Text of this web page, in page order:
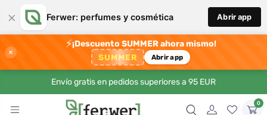
× Ferwer: perfumes y cosmética Abrir app
×
⚡¡Descuento SUMMER ahora mismo!
SUMMER Abrir app
Envío gratis en pedidos superiores a 95 EUR
0